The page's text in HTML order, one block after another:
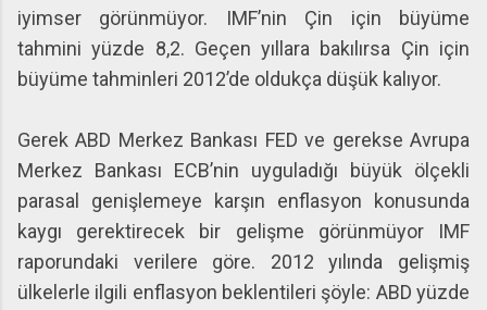
iyimser görünmüyor. IMF’nin Çin için büyüme
tahmini yüzde 8,2. Geçen yıllara bakılırsa Çin için
büyüme tahminleri 2012’de oldukça düşük kalıyor.
Gerek ABD Merkez Bankası FED ve gerekse Avrupa
Merkez Bankası ECB’nin uyguladığı büyük ölçekli
parasal genişlemeye karşın enflasyon konusunda
kaygı gerektirecek bir gelişme görünmüyor IMF
raporundaki verilere göre. 2012 yılında gelişmiş
ülkelerle ilgili enflasyon beklentileri şöyle: ABD yüzde